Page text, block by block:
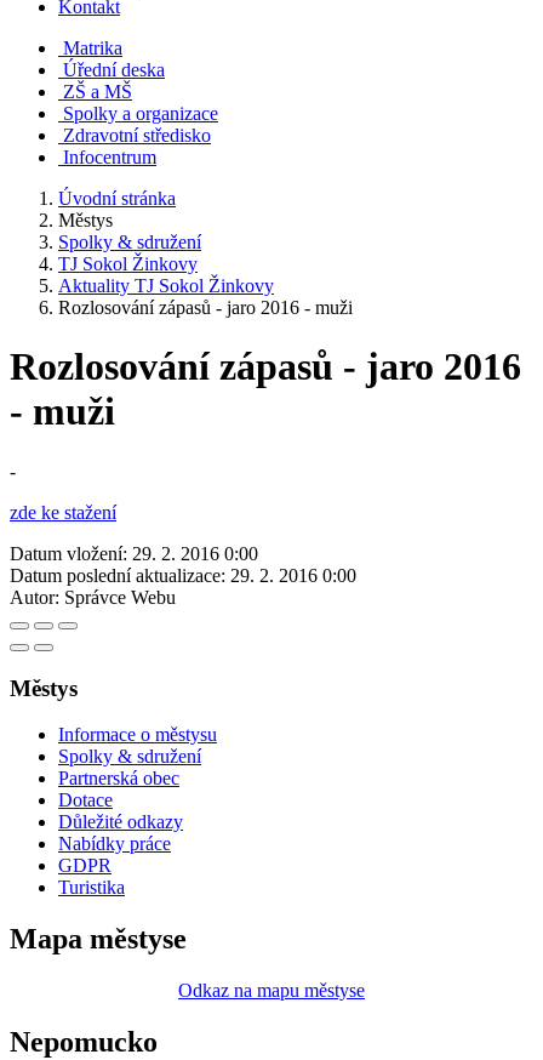
Kontakt
Matrika
Úřední deska
ZŠ a MŠ
Spolky a organizace
Zdravotní středisko
Infocentrum
Úvodní stránka
Městys
Spolky & sdružení
TJ Sokol Žinkovy
Aktuality TJ Sokol Žinkovy
Rozlosování zápasů - jaro 2016 - muži
Rozlosování zápasů - jaro 2016
- muži
-
zde ke stažení
Datum vložení: 29. 2. 2016 0:00
Datum poslední aktualizace: 29. 2. 2016 0:00
Autor: Správce Webu
Městys
Informace o městysu
Spolky & sdružení
Partnerská obec
Dotace
Důležité odkazy
Nabídky práce
GDPR
Turistika
Mapa městyse
Odkaz na mapu městyse
Nepomucko